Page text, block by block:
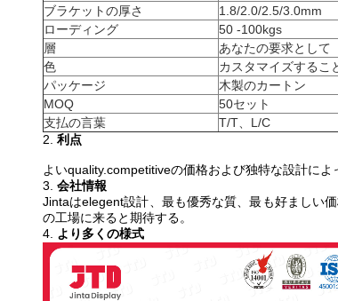
ブラケットの厚さ
1.8/2.0/2.5/3.0mm
ローディング
50 -100kgs
層
あなたの要求として
色
カスタマイズするこ
パッケージ
木製のカートン
MOQ
50セット
支払の言葉
T/T、L/C
2. 利点
よいquality.competitiveの価格および独特な設計に
3. 会社情報
Jintaはelegent設計、最も優秀な質、最も好ましい
の工場に来ると期待する。
4.
より多くの様式